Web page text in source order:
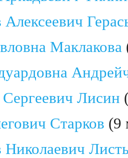
Алексеевич
Маклакова
Лисин
Старков (9
Николаевич